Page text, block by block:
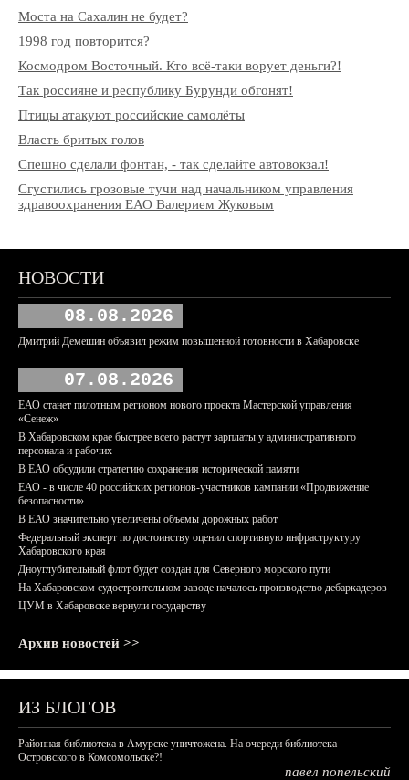
Моста на Сахалин не будет?
1998 год повторится?
Космодром Восточный. Кто всё-таки ворует деньги?!
Так россияне и республику Бурунди обгонят!
Птицы атакуют российские самолёты
Власть бритых голов
Спешно сделали фонтан, - так сделайте автовокзал!
Сгустились грозовые тучи над начальником управления
здравоохранения ЕАО Валерием Жуковым
НОВОСТИ
08.08.2026
Дмитрий Демешин объявил режим повышенной готовности в Хабаровске
07.08.2026
ЕАО станет пилотным регионом нового проекта Мастерской управления
«Сенеж»
В Хабаровском крае быстрее всего растут зарплаты у административного
персонала и рабочих
В ЕАО обсудили стратегию сохранения исторической памяти
ЕАО - в числе 40 российских регионов-участников кампании «Продвижение
безопасности»
В ЕАО значительно увеличены объемы дорожных работ
Федеральный эксперт по достоинству оценил спортивную инфраструктуру
Хабаровского края
Дноуглубительный флот будет создан для Северного морского пути
На Хабаровском судостроительном заводе началось производство дебаркадеров
ЦУМ в Хабаровске вернули государству
Архив новостей >>
ИЗ БЛОГОВ
Районная библиотека в Амурске уничтожена. На очереди библиотека
Островского в Комсомольске?!
павел попельский